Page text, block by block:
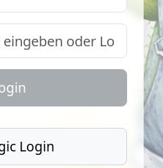
Login